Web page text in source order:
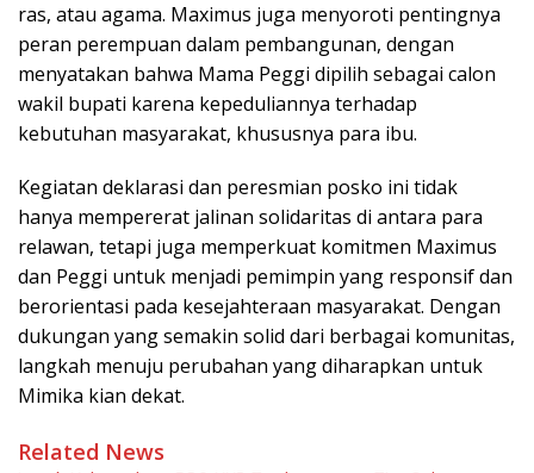
ras, atau agama. Maximus juga menyoroti pentingnya
peran perempuan dalam pembangunan, dengan
menyatakan bahwa Mama Peggi dipilih sebagai calon
wakil bupati karena kepeduliannya terhadap
kebutuhan masyarakat, khususnya para ibu.
Kegiatan deklarasi dan peresmian posko ini tidak
hanya mempererat jalinan solidaritas di antara para
relawan, tetapi juga memperkuat komitmen Maximus
dan Peggi untuk menjadi pemimpin yang responsif dan
berorientasi pada kesejahteraan masyarakat. Dengan
dukungan yang semakin solid dari berbagai komunitas,
langkah menuju perubahan yang diharapkan untuk
Mimika kian dekat.
Related News